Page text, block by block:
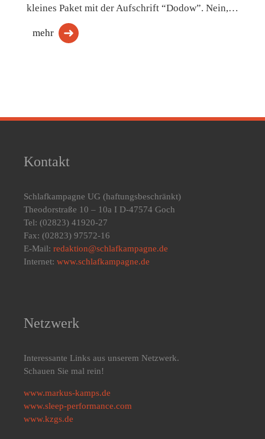
kleines Paket mit der Aufschrift “Dodow”. Nein,…
mehr
Kontakt
Schlafkampagne UG (haftungsbeschränkt)
Theodorstraße 10 – 10a I D-47574 Goch
Tel: (02823) 41920-27
Fax: (02823) 97572-16
E-Mail: redaktion@schlafkampagne.de
Internet: www.schlafkampagne.de
Netzwerk
Interessante Links aus unserem Netzwerk.
Schauen Sie mal rein!
www.markus-kamps.de
www.sleep-performance.com
www.kzgs.de